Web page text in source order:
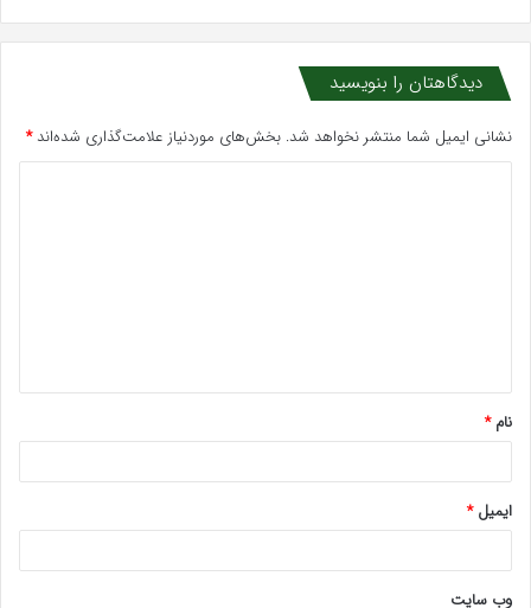
دیدگاهتان را بنویسید
نشانی ایمیل شما منتشر نخواهد شد. بخش‌های موردنیاز علامت‌گذاری شده‌اند*
*
نام*
ایمیل*
وب‌ سایت